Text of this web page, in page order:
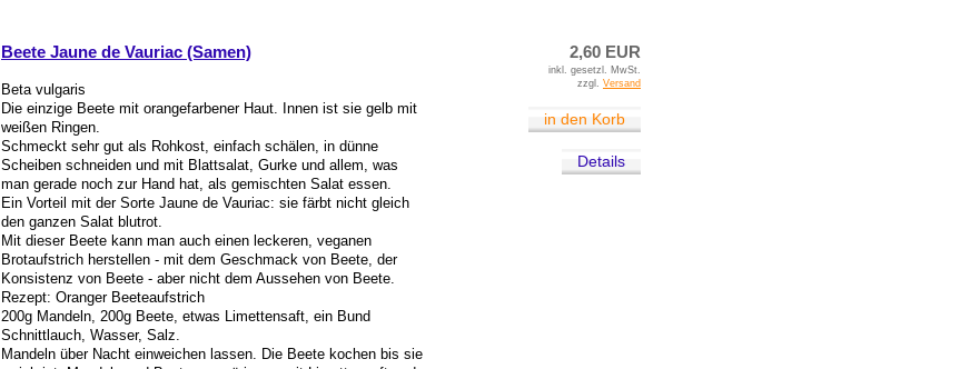
Beete Jaune de Vauriac (Samen)
Beta vulgaris
Die einzige Beete mit orangefarbener Haut. Innen ist sie gelb mit
weißen Ringen.
Schmeckt sehr gut als Rohkost, einfach schälen, in dünne
Scheiben schneiden und mit Blattsalat, Gurke und allem, was
man gerade noch zur Hand hat, als gemischten Salat essen.
Ein Vorteil mit der Sorte Jaune de Vauriac: sie färbt nicht gleich
den ganzen Salat blutrot.
Mit dieser Beete kann man auch einen leckeren, veganen
Brotaufstrich herstellen - mit dem Geschmack von Beete, der
Konsistenz von Beete - aber nicht dem Aussehen von Beete.
Rezept: Oranger Beeteaufstrich
200g Mandeln, 200g Beete, etwas Limettensaft, ein Bund
Schnittlauch, Wasser, Salz.
Mandeln über Nacht einweichen lassen. Die Beete kochen bis sie
2,60 EUR
inkl. gesetzl. MwSt.
zzgl. Versand
in den Korb
Details